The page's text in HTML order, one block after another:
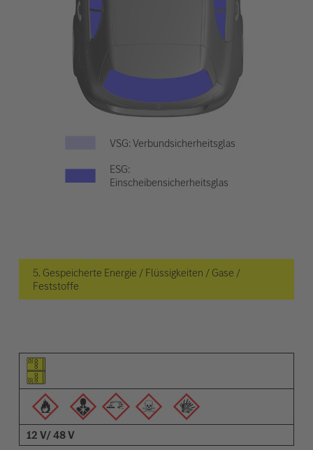
VSG: Verbundsicherheitsglas
ESG:
Einscheibensicherheitsglas
5. Gespeicherte Energie / Flüssigkeiten / Gase /
Feststoffe
Piktogramm des Elements
Pictrogramme der Warnungen
Beschreibung
12 V/ 48 V